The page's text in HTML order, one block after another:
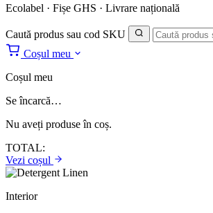
Ecolabel · Fișe GHS · Livrare națională
Caută produs sau cod SKU
Coșul meu
Coșul meu
Se încarcă…
Nu aveți produse în coș.
TOTAL:
Vezi coșul
Interior